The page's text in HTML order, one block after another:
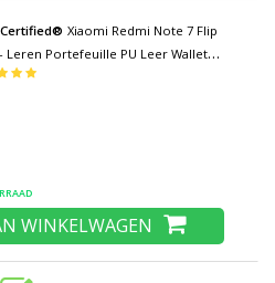
Xiaomi Redmi Note 7 Flip
- Leren Portefeuille PU Leer Wallet
Cas Hoesje Rood
WINKELWAGEN